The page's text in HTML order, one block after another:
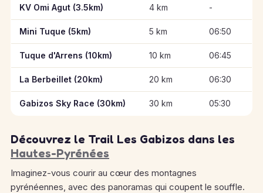
Informations clés des épreuves de Trail Les Gabizos
KV Omi Agut (3.5km) 4 km -
Mini Tuque (5km) 5 km 06:50
Tuque d'Arrens (10km) 10 km 06:45
La Berbeillet (20km) 20 km 06:30
Gabizos Sky Race (30km) 30 km 05:30
Découvrez le Trail Les Gabizos dans les
Hautes-Pyrénées
Imaginez-vous courir au cœur des montagnes
pyrénéennes, avec des panoramas qui coupent le souffle.